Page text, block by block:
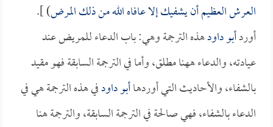
العرش العظيم أن يشفيك إلا عافاه الله من ذلك المرض) ].
أوردأبو داودهذه الترجمة وهي: باب الدعاء للمريض عند
عيادته، والدعاء ههنا مطلق، وأما في الترجمة السابقة فهو مقيد
بالشفاء، والأحاديث التي أوردهاأبو داودفي هذه الترجمة هي في
الدعاء بالشفاء، فهي صالحة في الترجمة السابقة، والترجمة هنا